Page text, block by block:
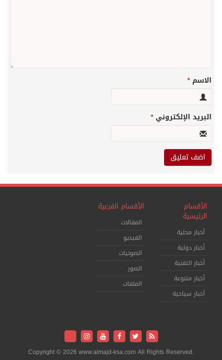
الاسم*
البريد الإلكتروني*
الأقسام
الرئيسية
أخبار محلية
أخبار دولية
أخبار التقنية
أخبار متنوعة
أخبار سياحية
الأقسام الفرعية
المقالات
الفيديو
الصوتيات
الصور
الملفات
Copyright © 2026 www.almajd-ksa.com All Rights Reserved.